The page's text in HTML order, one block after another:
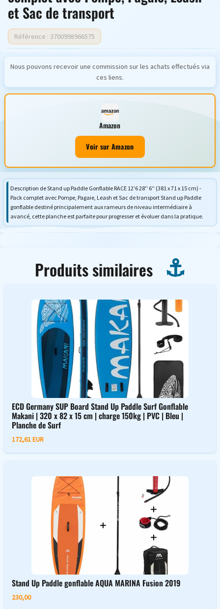
et Sac de transport
Référence : 3700998966575
Nous pouvons recevoir une commission sur les achats effectués via
ces liens.
Amazon
Voir sur Amazon
Description de Stand up Paddle Gonflable RACE 12'6 28'' 6'' (381 x 71 x 15 cm) -
Pack complet avec Pompe, Pagaie, Leash et Sac de transport Stand up Paddle
gonflable destiné principalement aux rameurs de niveau intermédiaire à
avancé, cette planche est parfaite pour progresser et évoluer dans la pratique.
Produits similaires
ECD Germany SUP Board Stand Up Paddle Surf Gonflable
Makani | 320 x 82 x 15 cm | charge 150kg | PVC | Bleu |
Planche de Surf
172,61 EUR
Stand Up Paddle gonflable AQUA MARINA Fusion 2019
230,00